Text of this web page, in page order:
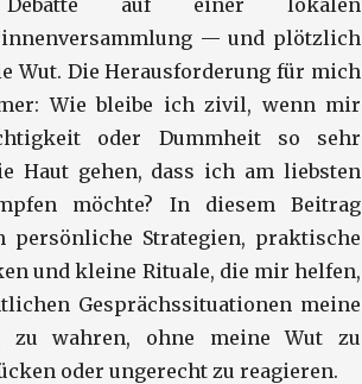
— und plötzlich
Wut. Die Herausforderung für mich
Wie bleibe ich zivil, wenn mir
oder Dummheit so sehr
Haut gehen, dass ich am liebsten
möchte? In diesem Beitrag
persönliche Strategien, praktische
und kleine Rituale, die mir helfen,
Gesprächssituationen meine
zu wahren, ohne meine Wut zu
oder ungerecht zu reagieren.